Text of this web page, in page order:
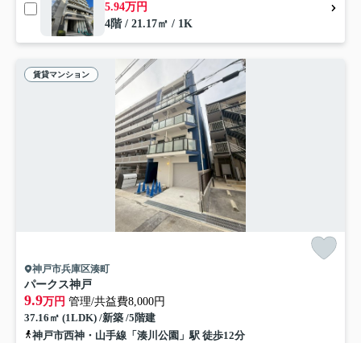
5.94万円
4階 / 21.17㎡ / 1K
賃貸マンション
神戸市兵庫区湊町
パークス神戸
9.9万円 管理/共益費8,000円
37.16㎡ (1LDK) /新築 /5階建
神戸市西神・山手線「湊川公園」駅 徒歩12分